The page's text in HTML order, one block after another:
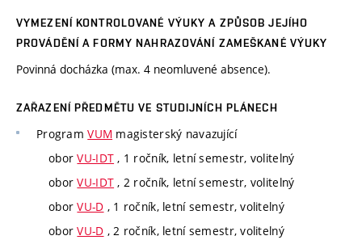
VYMEZENÍ KONTROLOVANÉ VÝUKY A ZPŮSOB JEJÍHO
PROVÁDĚNÍ A FORMY NAHRAZOVÁNÍ ZAMEŠKANÉ VÝUKY
Povinná docházka (max. 4 neomluvené absence).
ZAŘAZENÍ PŘEDMĚTU VE STUDIJNÍCH PLÁNECH
ProgramVUM magisterský navazující
oborVU-IDT , 1 ročník, letní semestr, volitelný
oborVU-IDT , 2 ročník, letní semestr, volitelný
oborVU-D , 1 ročník, letní semestr, volitelný
oborVU-D , 2 ročník, letní semestr, volitelný